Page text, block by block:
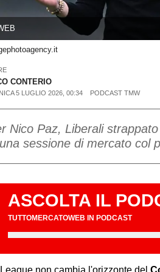
CONTERIO
5 LUGLIO 2026, 00:34 PODCAST TMW
Nico Paz, Liberali
sessione di mercato col
ASCOLTA IL
TUTTOMERCATOWEB IN PODCAST
non cambia l'orizzonte del